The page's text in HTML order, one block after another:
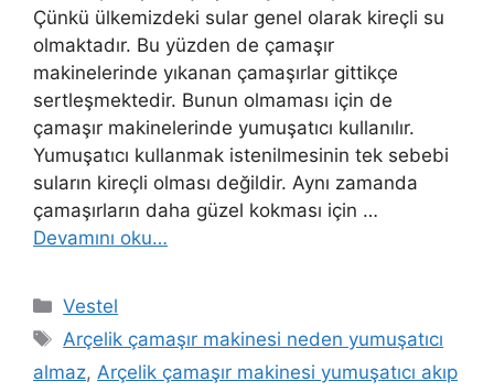
Çünkü ülkemizdeki sular genel olarak kireçli su
olmaktadır. Bu yüzden de çamaşır
makinelerinde yıkanan çamaşırlar gittikçe
sertleşmektedir. Bunun olmaması için de
çamaşır makinelerinde yumuşatıcı kullanılır.
Yumuşatıcı kullanmak istenilmesinin tek sebebi
suların kireçli olması değildir. Aynı zamanda
çamaşırların daha güzel kokması için …
Devamını oku…
Kategoriler
Vestel
Etiketler
Arçelik çamaşır makinesi neden yumuşatıcı
almaz, Arçelik çamaşır makinesi yumuşatıcı akıp